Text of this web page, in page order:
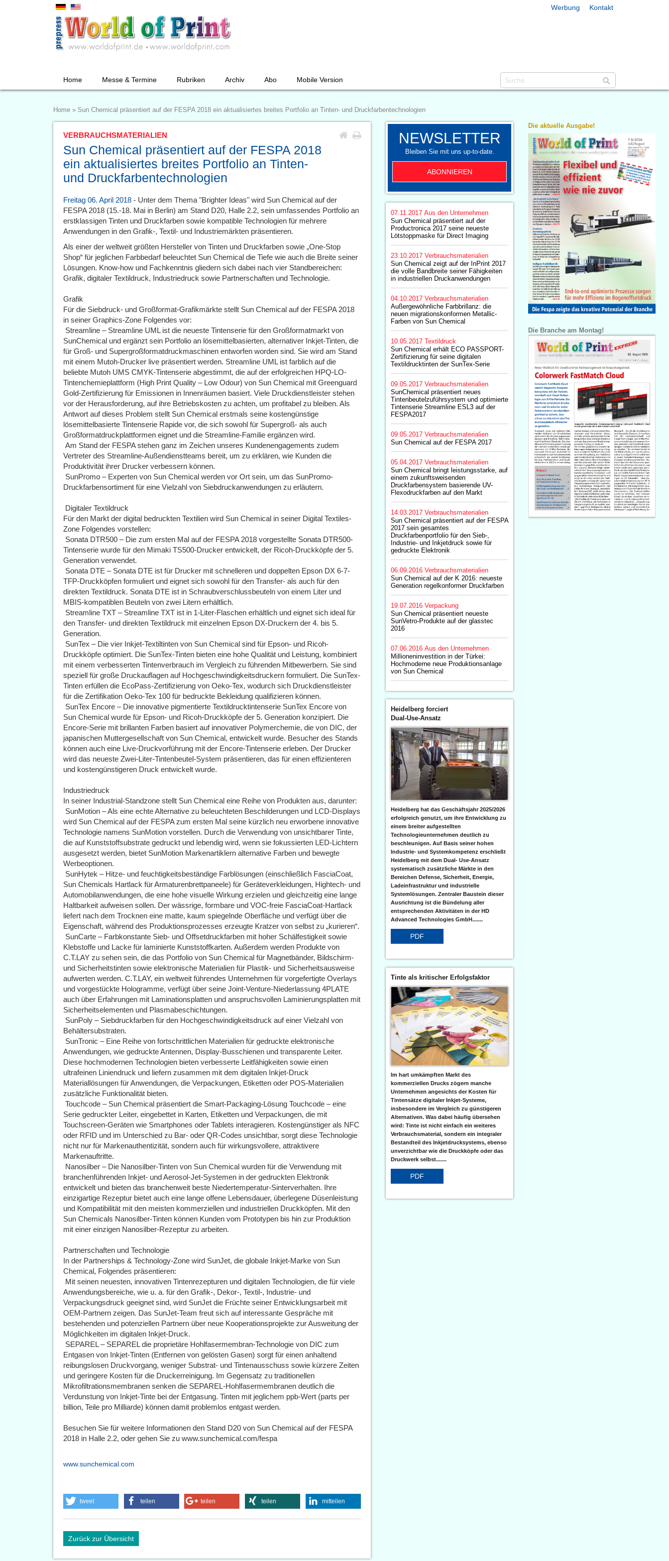
Werbung Kontakt
Home Messe & Termine Rubriken Archiv Abo Mobile Version
Home » Sun Chemical präsentiert auf der FESPA 2018 ein aktualisiertes breites Portfolio an Tinten- und Druckfarbentechnologien
VERBRAUCHSMATERIALIEN
Sun Chemical präsentiert auf der FESPA 2018
ein aktualisiertes breites Portfolio an Tinten-
und Druckfarbentechnologien
Freitag 06. April 2018 - Unter dem Thema "Brighter Ideas" wird Sun Chemical auf der
FESPA 2018 (15.-18. Mai in Berlin) am Stand D20, Halle 2.2, sein umfassendes Portfolio an
erstklassigen Tinten und Druckfarben sowie kompatible Technologien für mehrere
Anwendungen in den Grafik-, Textil- und Industriemärkten präsentieren.
Als einer der weltweit größten Hersteller von Tinten und Druckfarben sowie „One-Stop
Shop“ für jeglichen Farbbedarf beleuchtet Sun Chemical die Tiefe wie auch die Breite seiner
Lösungen. Know-how und Fachkenntnis gliedern sich dabei nach vier Standbereichen:
Grafik, digitaler Textildruck, Industriedruck sowie Partnerschaften und Technologie.
Grafik
Für die Siebdruck- und Großformat-Grafikmärkte stellt Sun Chemical auf der FESPA 2018
in seiner Graphics-Zone Folgendes vor:
 Streamline – Streamline UML ist die neueste Tintenserie für den Großformatmarkt von
SunChemical und ergänzt sein Portfolio an lösemittelbasierten, alternativer Inkjet-Tinten, die
für Groß- und Supergroßformatdruckmaschinen entworfen worden sind. Sie wird am Stand
mit einem Mutoh-Drucker live präsentiert werden. Streamline UML ist farblich auf die
beliebte Mutoh UMS CMYK-Tintenserie abgestimmt, die auf der erfolgreichen HPQ-LO-
Tintenchemieplattform (High Print Quality – Low Odour) von Sun Chemical mit Greenguard
Gold-Zertifizierung für Emissionen in Innenräumen basiert. Viele Druckdienstleister stehen
vor der Herausforderung, auf ihre Betriebskosten zu achten, um profitabel zu bleiben. Als
Antwort auf dieses Problem stellt Sun Chemical erstmals seine kostengünstige
lösemittelbasierte Tintenserie Rapide vor, die sich sowohl für Supergroß- als auch
Großformatdruckplattformen eignet und die Streamline-Familie ergänzen wird.
 Am Stand der FESPA stehen ganz im Zeichen unseres Kundenengagements zudem
Vertreter des Streamline-Außendienstteams bereit, um zu erklären, wie Kunden die
Produktivität ihrer Drucker verbessern können.
 SunPromo – Experten von Sun Chemical werden vor Ort sein, um das SunPromo-
Druckfarbensortiment für eine Vielzahl von Siebdruckanwendungen zu erläutern.
Digitaler Textildruck
Für den Markt der digital bedruckten Textilien wird Sun Chemical in seiner Digital Textiles-
Zone Folgendes vorstellen:
 Sonata DTR500 – Die zum ersten Mal auf der FESPA 2018 vorgestellte Sonata DTR500-
Tintenserie wurde für den Mimaki TS500-Drucker entwickelt, der Ricoh-Druckköpfe der 5.
Generation verwendet.
 Sonata DTE – Sonata DTE ist für Drucker mit schnelleren und doppelten Epson DX 6-7-
TFP-Druckköpfen formuliert und eignet sich sowohl für den Transfer- als auch für den
direkten Textildruck. Sonata DTE ist in Schraubverschlussbeuteln von einem Liter und
MBIS-kompatiblen Beuteln von zwei Litern erhältlich.
 Streamline TXT – Streamline TXT ist in 1-Liter-Flaschen erhältlich und eignet sich ideal für
den Transfer- und direkten Textildruck mit einzelnen Epson DX-Druckern der 4. bis 5.
Generation.
 SunTex – Die vier Inkjet-Textiltinten von Sun Chemical sind für Epson- und Ricoh-
Druckköpfe optimiert. Die SunTex-Tinten bieten eine hohe Qualität und Leistung, kombiniert
mit einem verbesserten Tintenverbrauch im Vergleich zu führenden Mitbewerbern. Sie sind
speziell für große Druckauflagen auf Hochgeschwindigkeitsdruckern formuliert. Die SunTex-
Tinten erfüllen die EcoPass-Zertifizierung von Oeko-Tex, wodurch sich Druckdienstleister
für die Zertifikation Oeko-Tex 100 für bedruckte Bekleidung qualifizieren können.
 SunTex Encore – Die innovative pigmentierte Textildrucktintenserie SunTex Encore von
Sun Chemical wurde für Epson- und Ricoh-Druckköpfe der 5. Generation konzipiert. Die
Encore-Serie mit brillanten Farben basiert auf innovativer Polymerchemie, die von DIC, der
japanischen Muttergesellschaft von Sun Chemical, entwickelt wurde. Besucher des Stands
können auch eine Live-Druckvorführung mit der Encore-Tintenserie erleben. Der Drucker
wird das neueste Zwei-Liter-Tintenbeutel-System präsentieren, das für einen effizienteren
und kostengünstigeren Druck entwickelt wurde.
Industriedruck
In seiner Industrial-Standzone stellt Sun Chemical eine Reihe von Produkten aus, darunter:
 SunMotion – Als eine echte Alternative zu beleuchteten Beschilderungen und LCD-Displays
wird Sun Chemical auf der FESPA zum ersten Mal seine kürzlich neu erworbene innovative
Technologie namens SunMotion vorstellen. Durch die Verwendung von unsichtbarer Tinte,
die auf Kunststoffsubstrate gedruckt und lebendig wird, wenn sie fokussierten LED-Lichtern
ausgesetzt werden, bietet SunMotion Markenartiklern alternative Farben und bewegte
Werbeoptionen.
 SunHytek – Hitze- und feuchtigkeitsbeständige Farblösungen (einschließlich FasciaCoat,
Sun Chemicals Hartlack für Armaturenbrettpaneele) für Geräteverkleidungen, Hightech- und
Automobilanwendungen, die eine hohe visuelle Wirkung erzielen und gleichzeitig eine lange
Haltbarkeit aufweisen sollen. Der wässrige, formbare und VOC-freie FasciaCoat-Hartlack
liefert nach dem Trocknen eine matte, kaum spiegelnde Oberfläche und verfügt über die
Eigenschaft, während des Produktionsprozesses erzeugte Kratzer von selbst zu „kurieren“.
 SunCarte – Farbkonstante Sieb- und Offsetdruckfarben mit hoher Schälfestigkeit sowie
Klebstoffe und Lacke für laminierte Kunststoffkarten. Außerdem werden Produkte von
C.T.LAY zu sehen sein, die das Portfolio von Sun Chemical für Magnetbänder, Bildschirm-
und Sicherheitstinten sowie elektronische Materialien für Plastik- und Sicherheitsausweise
aufwerten werden. C.T.LAY, ein weltweit führendes Unternehmen für vorgefertigte Overlays
und vorgestückte Hologramme, verfügt über seine Joint-Venture-Niederlassung 4PLATE
auch über Erfahrungen mit Laminationsplatten und anspruchsvollen Laminierungsplatten mit
Sicherheitselementen und Plasmabeschichtungen.
 SunPoly – Siebdruckfarben für den Hochgeschwindigkeitsdruck auf einer Vielzahl von
Behältersubstraten.
 SunTronic – Eine Reihe von fortschrittlichen Materialien für gedruckte elektronische
Anwendungen, wie gedruckte Antennen, Display-Busschienen und transparente Leiter.
Diese hochmodernen Technologien bieten verbesserte Leitfähigkeiten sowie einen
ultrafeinen Liniendruck und liefern zusammen mit dem digitalen Inkjet-Druck
Materiallösungen für Anwendungen, die Verpackungen, Etiketten oder POS-Materialien
zusätzliche Funktionalität bieten.
 Touchcode – Sun Chemical präsentiert die Smart-Packaging-Lösung Touchcode – eine
Serie gedruckter Leiter, eingebettet in Karten, Etiketten und Verpackungen, die mit
Touchscreen-Geräten wie Smartphones oder Tablets interagieren. Kostengünstiger als NFC
oder RFID und im Unterschied zu Bar- oder QR-Codes unsichtbar, sorgt diese Technologie
nicht nur für Markenauthentizität, sondern auch für wirkungsvollere, attraktivere
Markenauftritte.
 Nanosilber – Die Nanosilber-Tinten von Sun Chemical wurden für die Verwendung mit
branchenführenden Inkjet- und Aerosol-Jet-Systemen in der gedruckten Elektronik
entwickelt und bieten das branchenweit beste Niedertemperatur-Sinterverhalten. Ihre
einzigartige Rezeptur bietet auch eine lange offene Lebensdauer, überlegene Düsenleistung
und Kompatibilität mit den meisten kommerziellen und industriellen Druckköpfen. Mit den
Sun Chemicals Nanosilber-Tinten können Kunden vom Prototypen bis hin zur Produktion
mit einer einzigen Nanosilber-Rezeptur zu arbeiten.
Partnerschaften und Technologie
In der Partnerships & Technology-Zone wird SunJet, die globale Inkjet-Marke von Sun
Chemical, Folgendes präsentieren:
 Mit seinen neuesten, innovativen Tintenrezepturen und digitalen Technologien, die für viele
Anwendungsbereiche, wie u. a. für den Grafik-, Dekor-, Textil-, Industrie- und
Verpackungsdruck geeignet sind, wird SunJet die Früchte seiner Entwicklungsarbeit mit
OEM-Partnern zeigen. Das SunJet-Team freut sich auf interessante Gespräche mit
bestehenden und potenziellen Partnern über neue Kooperationsprojekte zur Ausweitung der
Möglichkeiten im digitalen Inkjet-Druck.
 SEPAREL – SEPAREL die proprietäre Hohlfasermembran-Technologie von DIC zum
Entgasen von Inkjet-Tinten (Entfernen von gelösten Gasen) sorgt für einen anhaltend
reibungslosen Druckvorgang, weniger Substrat- und Tintenausschuss sowie kürzere Zeiten
und geringere Kosten für die Druckerreinigung. Im Gegensatz zu traditionellen
Mikrofiltrationsmembranen senken die SEPAREL-Hohlfasermembranen deutlich die
Verdunstung von Inkjet-Tinte bei der Entgasung. Tinten mit jeglichem ppb-Wert (parts per
billion, Teile pro Milliarde) können damit problemlos entgast werden.
Besuchen Sie für weitere Informationen den Stand D20 von Sun Chemical auf der FESPA
2018 in Halle 2.2, oder gehen Sie zu www.sunchemical.com/fespa
www.sunchemical.com
tweet teilen teilen teilen mitteilen
Zurück zur Übersicht
NEWSLETTER
Bleiben Sie mit uns up-to-date.
ABONNIEREN
07.11.2017 Aus den Unternehmen
Sun Chemical präsentiert auf der
Productronica 2017 seine neueste
Lötstoppmaske für Direct Imaging
23.10.2017 Verbrauchsmaterialien
Sun Chemical zeigt auf der InPrint 2017
die volle Bandbreite seiner Fähigkeiten
in industriellen Druckanwendungen
04.10.2017 Verbrauchsmaterialien
Außergewöhnliche Farbbrillanz: die
neuen migrationskonformen Metallic-
Farben von Sun Chemical
10.05.2017 Textildruck
Sun Chemical erhält ECO PASSPORT-
Zertifizierung für seine digitalen
Textildrucktinten der SunTex-Serie
09.05.2017 Verbrauchsmaterialien
SunChemical präsentiert neues
Tintenbeutelzuführsystem und optimierte
Tintenserie Streamline ESL3 auf der
FESPA2017
09.05.2017 Verbrauchsmaterialien
Sun Chemical auf der FESPA 2017
05.04.2017 Verbrauchsmaterialien
Sun Chemical bringt leistungsstarke, auf
einem zukunftsweisenden
Druckfarbensystem basierende UV-
Flexodruckfarben auf den Markt
14.03.2017 Verbrauchsmaterialien
Sun Chemical präsentiert auf der FESPA
2017 sein gesamtes
Druckfarbenportfolio für den Sieb-,
Industrie- und Inkjetdruck sowie für
gedruckte Elektronik
06.09.2016 Verbrauchsmaterialien
Sun Chemical auf der K 2016: neueste
Generation regelkonformer Druckfarben
19.07.2016 Verpackung
Sun Chemical präsentiert neueste
SunVetro-Produkte auf der glasstec
2016
07.06.2016 Aus den Unternehmen
Millioneninvestition in der Türkei:
Hochmoderne neue Produktionsanlage
von Sun Chemical
Heidelberg forciert
Dual-Use-Ansatz
Heidelberg hat das Geschäftsjahr 2025/2026
erfolgreich genutzt, um ihre Entwicklung zu
einem breiter aufgestellten
Technologieunternehmen deutlich zu
beschleunigen. Auf Basis seiner hohen
Industrie- und Systemkompetenz erschließt
Heidelberg mit dem Dual- Use-Ansatz
systematisch zusätzliche Märkte in den
Bereichen Defense, Sicherheit, Energie,
Ladeinfrastruktur und industrielle
Systemlösungen. Zentraler Baustein dieser
Ausrichtung ist die Bündelung aller
entsprechenden Aktivitäten in der HD
Advanced Technologies GmbH.......
PDF
Tinte als kritischer Erfolgsfaktor
Im hart umkämpften Markt des
kommerziellen Drucks zögern manche
Unternehmen angesichts der Kosten für
Tintensätze digitaler Inkjet-Systeme,
insbesondere im Vergleich zu günstigeren
Alternativen. Was dabei häufig übersehen
wird: Tinte ist nicht einfach ein weiteres
Verbrauchsmaterial, sondern ein integraler
Bestandteil des Inkjetdrucksystems, ebenso
unverzichtbar wie die Druckköpfe oder das
Druckwerk selbst.......
PDF
Die aktuelle Ausgabe!
Die Branche am Montag!